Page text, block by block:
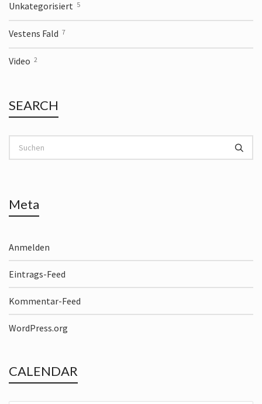
Unkategorisiert 5
Vestens Fald 7
Video 2
SEARCH
Meta
Anmelden
Eintrags-Feed
Kommentar-Feed
WordPress.org
CALENDAR